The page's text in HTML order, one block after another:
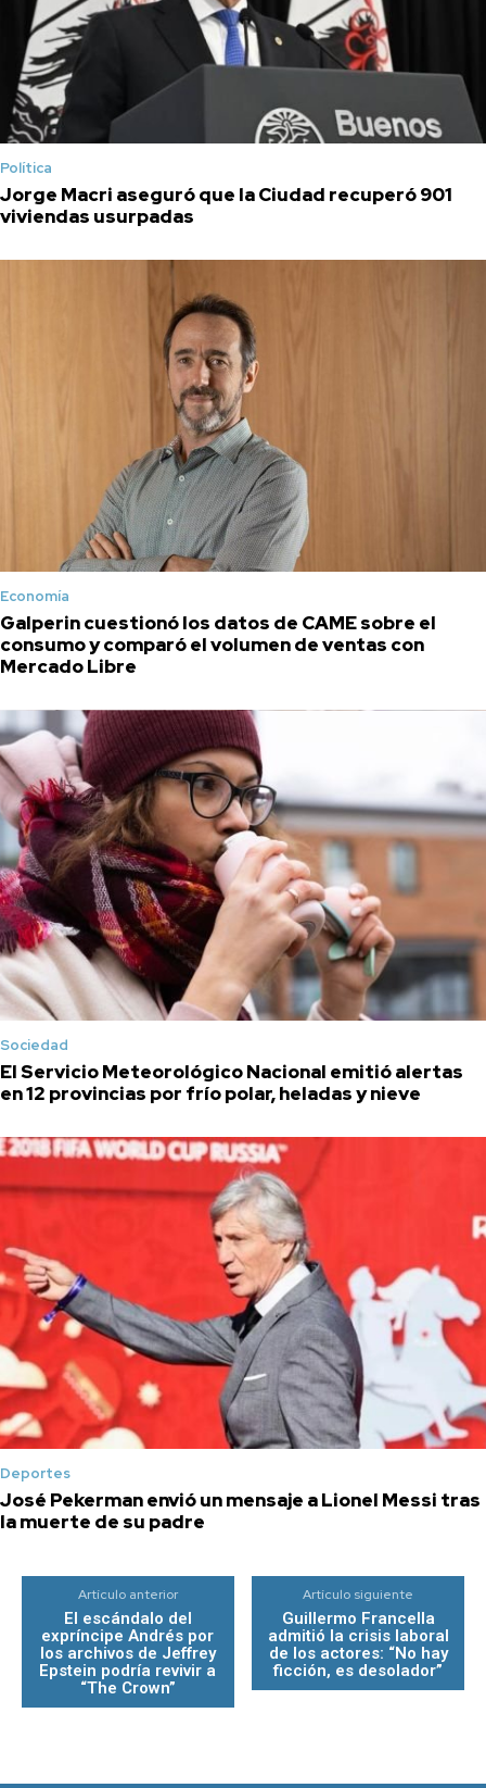
Política
Jorge Macri aseguró que la Ciudad recuperó 901
viviendas usurpadas
Economía
Galperin cuestionó los datos de CAME sobre el
consumo y comparó el volumen de ventas con
Mercado Libre
Sociedad
El Servicio Meteorológico Nacional emitió alertas
en 12 provincias por frío polar, heladas y nieve
Deportes
José Pekerman envió un mensaje a Lionel Messi tras
la muerte de su padre
Artículo anterior
El escándalo del
expríncipe Andrés por
los archivos de Jeffrey
Epstein podría revivir a
“The Crown”
Artículo siguiente
Guillermo Francella
admitió la crisis laboral
de los actores: “No hay
ficción, es desolador”